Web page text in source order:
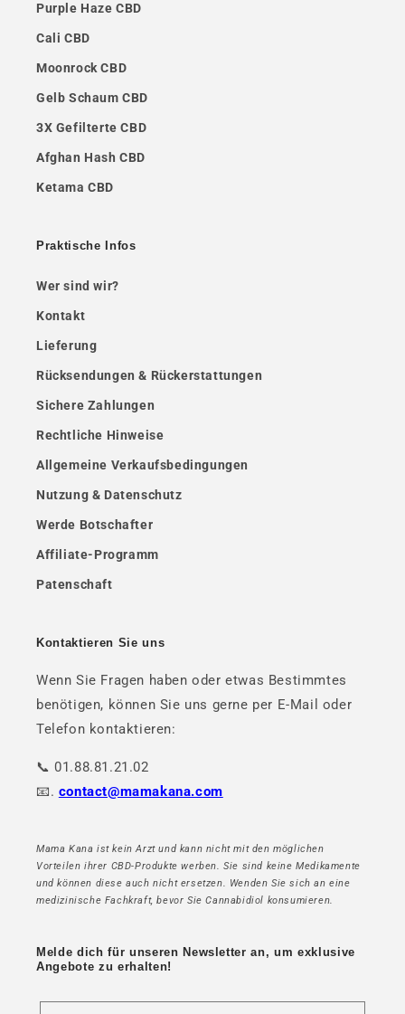
Purple Haze CBD
Cali CBD
Moonrock CBD
Gelb Schaum CBD
3X Gefilterte CBD
Afghan Hash CBD
Ketama CBD
Praktische Infos
Wer sind wir?
Kontakt
Lieferung
Rücksendungen & Rückerstattungen
Sichere Zahlungen
Rechtliche Hinweise
Allgemeine Verkaufsbedingungen
Nutzung & Datenschutz
Werde Botschafter
Affiliate-Programm
Patenschaft
Kontaktieren Sie uns
Wenn Sie Fragen haben oder etwas Bestimmtes
benötigen, können Sie uns gerne per E-Mail oder
Telefon kontaktieren:
📞 01.88.81.21.02
📧. contact@mamakana.com
Mama Kana ist kein Arzt und kann nicht mit den möglichen
Vorteilen ihrer CBD-Produkte werben. Sie sind keine Medikamente
und können diese auch nicht ersetzen. Wenden Sie sich an eine
medizinische Fachkraft, bevor Sie Cannabidiol konsumieren.
Melde dich für unseren Newsletter an, um exklusive
Angebote zu erhalten!